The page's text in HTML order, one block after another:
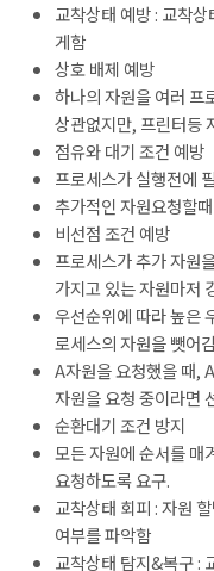
교착상태 예방 : 교착
게함
상호 배제 예방
하나의 자원을 여러 프
상관없지만, 프린터등
점유와 대기 조건 예방
프로세스가 실행전에
추가적인 자원요청할
비선점 조건 예방
프로세스가 추가 자원
가지고 있는 자원마저
우선순위에 따라 높은
로세스의 자원을 뺏어
A자원을 요청했을 때,
자원을 요청 중이라면
순환대기 조건 방지
모든 자원에 순서를 매
요청하도록 요구.
교착상태 회피 : 자원
여부를 파악함
교착상태 탐지&복구 :